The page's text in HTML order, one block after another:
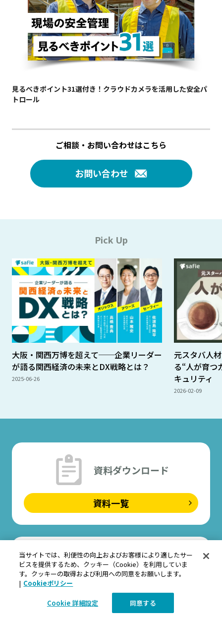
見るべきポイント31選付き！クラウドカメラを活用した安全パ
トロール
ご相談・お問い合わせはこちら
お問い合わせ
Pick Up
大阪・関西万博を超えて──企業リーダー
が語る関西経済の未来とDX戦略とは？
2025-06-26
元スタバ人
る“人が育つ
キュリティ
2026-02-09
資料ダウンロード
資料一覧
セミナーに参加
セミナー一覧
当サイトでは、利便性の向上およびお客様により適したサー
ビスを提供するため、クッキー（Cookie）を利用していま
す。クッキーの取得および利用への同意をお願いします。
| Cookieポリシー
Cookie 詳細設定 同意する